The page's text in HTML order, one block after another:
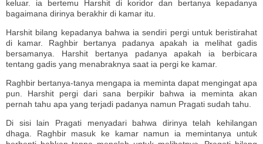
keluar. ia bertemu Harshit di koridor dan bertanya kepadanya
bagaimana dirinya berakhir di kamar itu.
Harshit bilang kepadanya bahwa ia sendiri pergi untuk beristirahat
di kamar. Raghbir bertanya padanya apakah ia melihat gadis
bersamanya. Harshit bertanya padanya apakah ia berbicara
tentang gadis yang menabraknya saat ia pergi ke kamar.
Raghbir bertanya-tanya mengapa ia meminta dapat mengingat apa
pun. Harshit pergi dari sana berpikir bahwa ia meminta akan
pernah tahu apa yang terjadi padanya namun Pragati sudah tahu.
Di sisi lain Pragati menyadari bahwa dirinya telah kehilangan
dhaga. Raghbir masuk ke kamar namun ia memintanya untuk